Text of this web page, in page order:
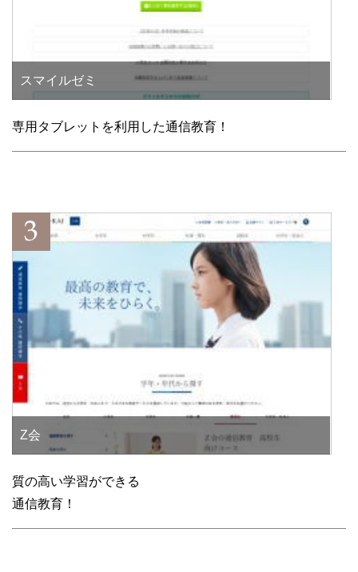
スマイルゼミ
専用タブレットを利用した通信教育！
Z会
質の高い学習ができる
通信教育！